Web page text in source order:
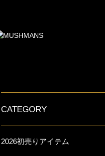
CATEGORY
2026初売りアイテム